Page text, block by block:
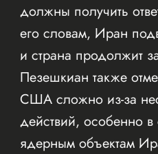
должны получить
его словам, Иран
и страна продолжит
Пезешкиан также
США сложно из-за
действий, особенно
ядерным объектам